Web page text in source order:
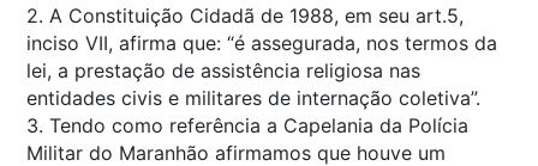
2. A Constituição Cidadã de 1988, em seu art.5,
inciso VII, afirma que: “é assegurada, nos termos da
lei, a prestação de assistência religiosa nas
entidades civis e militares de internação coletiva”.
3. Tendo como referência a Capelania da Polícia
Militar do Maranhão afirmamos que houve um